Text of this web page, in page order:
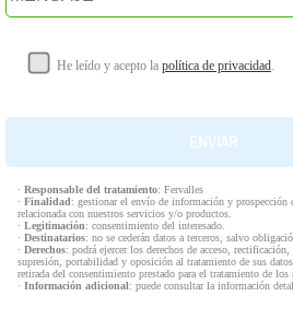
He leído y acepto la política de privacidad.
· Responsable del tratamiento: Fervalles
· Finalidad: gestionar el envío de información y prospección
relacionada con nuestros servicios y/o productos.
· Legitimación: consentimiento del interesado.
· Destinatarios: no se cederán datos a terceros, salvo
· Derechos: podrá ejercer los derechos de acceso,
supresión, portabilidad y oposición al tratamiento de sus
retirada del consentimiento prestado para el tratamiento de los
· Información adicional: puede consultar la información